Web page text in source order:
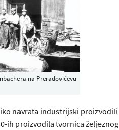
na Preradovićevu
navrata industrijski proizvodili
ih proizvodila tvornica željeznog